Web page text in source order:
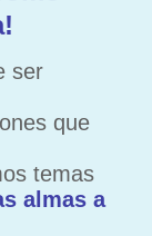
ser
que
temas
almas a